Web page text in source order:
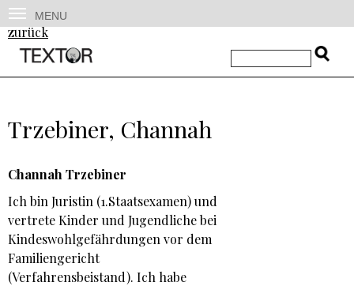
MENU
zurück
Trzebiner, Channah
Channah Trzebiner
Ich bin Juristin (1.Staatsexamen) und
vertrete Kinder und Jugendliche bei
Kindeswohlgefährdungen vor dem
Familiengericht
(Verfahrensbeistand). Ich habe